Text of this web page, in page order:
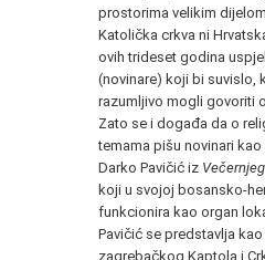
prostorima velikim
Katolička crkva ni
ovih trideset godina
(novinare) koji bi suvislo,
razumljivo mogli govoriti
Zato se i događa da o
temama pišu novinari
Darko Pavičić iz
koji u svojoj bosansko-
funkcionira kao organ
Pavičić se predstavlja
zagrebačkog Kaptola i